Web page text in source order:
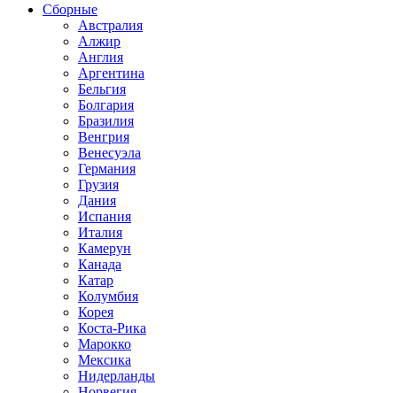
Сборные
Австралия
Алжир
Англия
Аргентина
Бельгия
Болгария
Бразилия
Венгрия
Венесуэла
Германия
Грузия
Дания
Испания
Италия
Камерун
Канада
Катар
Колумбия
Корея
Коста-Рика
Марокко
Мексика
Нидерланды